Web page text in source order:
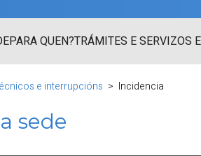
PARA QUEN?TRÁMITES E SERVIZOS
e interrupcións Incidencia
sede